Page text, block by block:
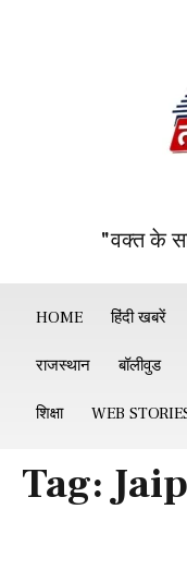
"वक्त के
HOME हिंदी खबरें
राजस्थान बॉलीवुड
शिक्षा WEB
Tag: